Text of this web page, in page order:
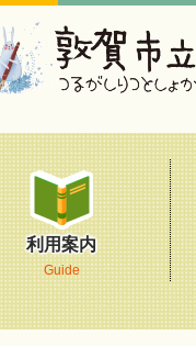
利用案内
Guide